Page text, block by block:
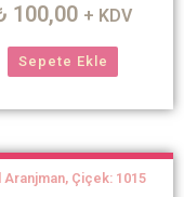
100,00 + KDV
Sepete Ekle
Aranjman, Çiçek: 1015